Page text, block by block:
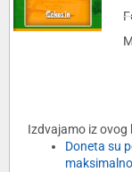
Izdvajamo iz ovog
Doneta su